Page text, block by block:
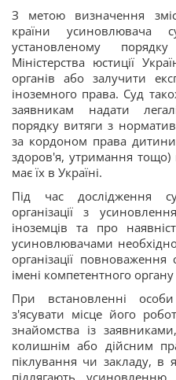
З метою визначення
країни усиновлювача
установленому
Міністерства юстиції
органів або залучити
іноземного права. Суд
заявникам надати
порядку витяги з
за кордоном права
здоров'я, утримання тощо)
має їх в Україні.
Під час дослідження
організації з
іноземців та про
усиновлювачами
організації
імені компетентного
При встановленні
з'ясувати місце його
знайомства із
колишнім або дійсним
піклування чи закладу, в
підлягають